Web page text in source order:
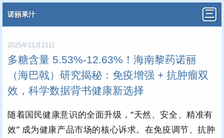
诺丽果汁
2025年11月21日
多糖含量 5.53%-12.63%！海南黎药诺丽
（海巴戟）研究揭秘：免疫增强 + 抗肿瘤双
效，科学数据背书健康新选择
随着国民健康意识的全面升级，“天然、安全、精准有
效” 成为健康产品市场的核心诉求。在免疫调节、抗肿